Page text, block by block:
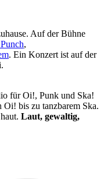
Auf der Bühne
,
. Ein Konzert ist auf der
für Oi!, Punk und Ska!
Oi! bis zu tanzbarem Ska.
Laut, gewaltig,